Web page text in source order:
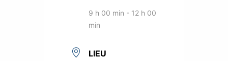
9 h 00 min - 12 h 00
min
LIEU